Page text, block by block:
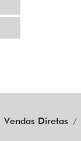
Vendas Diretas